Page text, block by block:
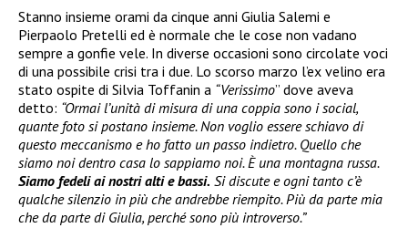
Stanno insieme orami da cinque anni Giulia Salemi e
Pierpaolo Pretelli ed è normale che le cose non vadano
sempre a gonfie vele. In diverse occasioni sono circolate voci
di una possibile crisi tra i due. Lo scorso marzo l’ex velino era
stato ospite di Silvia Toffanin a “Verissimo” dove aveva
detto: “Ormai l’unità di misura di una coppia sono i social,
quante foto si postano insieme. Non voglio essere schiavo di
questo meccanismo e ho fatto un passo indietro. Quello che
siamo noi dentro casa lo sappiamo noi. È una montagna russa.
Siamo fedeli ai nostri alti e bassi. Si discute e ogni tanto c’è
qualche silenzio in più che andrebbe riempito. Più da parte mia
che da parte di Giulia, perché sono più introverso.”